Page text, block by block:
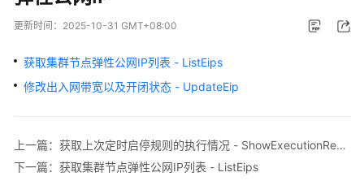
新
态
产
绍
更新时间： 2025-10-31 GMT+08:00
获取集群节点弹性公网IP列表 - ListEips
修改出入网带宽以及开闭状态 - UpdateEip
上一篇：获取上次定时启停规则的执行情况 - ShowExecutionResult
下一篇：获取集群节点弹性公网IP列表 - ListEips